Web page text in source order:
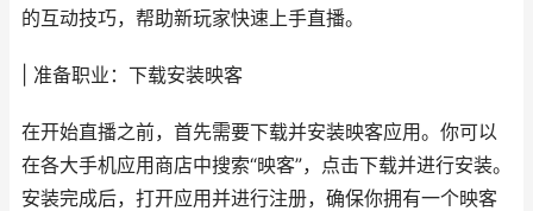
的互动技巧，帮助新玩家快速上手直播。
| 准备职业：下载安装映客
在开始直播之前，首先需要下载并安装映客应用。你可以
在各大手机应用商店中搜索“映客”，点击下载并进行安装。
安装完成后，打开应用并进行注册，确保你拥有一个映客